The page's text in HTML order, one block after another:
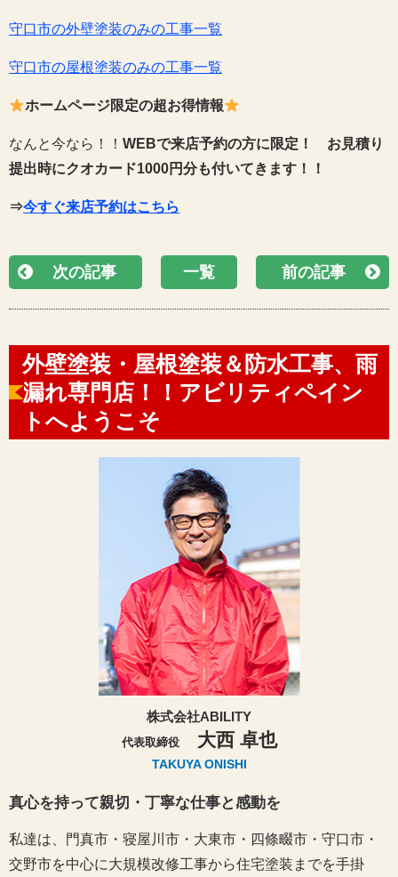
守口市の外壁塗装のみの工事一覧
守口市の屋根塗装のみの工事一覧
ホームページ限定の超お得情報
なんと今なら！！ WEBで来店予約の方に限定！
お見積り
提出時にクオカード1000円分も付いてきます！！
⇒今すぐ来店予約はこちら
次の記事 一覧 前の記事
外壁塗装・屋根塗装＆防水工事、雨
漏れ専門店！！アビリティペイン
トへようこそ
株式会社ABILITY
代表取締役 大西 卓也
TAKUYA ONISHI
真心を持って親切・丁寧な仕事と感動を
私達は、門真市・寝屋川市・大東市・四條畷市・守口市・
交野市を中心に大規模改修工事から住宅塗装までを手掛